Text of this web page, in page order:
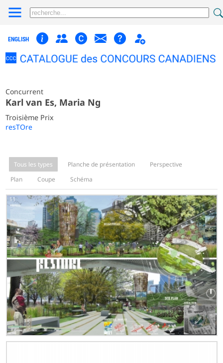
ENGLISH
Concurrent
Karl van Es, Maria Ng
Troisième Prix
resTOre
Tous les types Planche de présentation
Perspective
Plan
Coupe Schéma